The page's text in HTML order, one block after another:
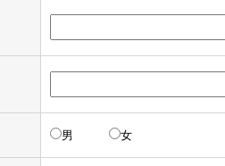
男 女